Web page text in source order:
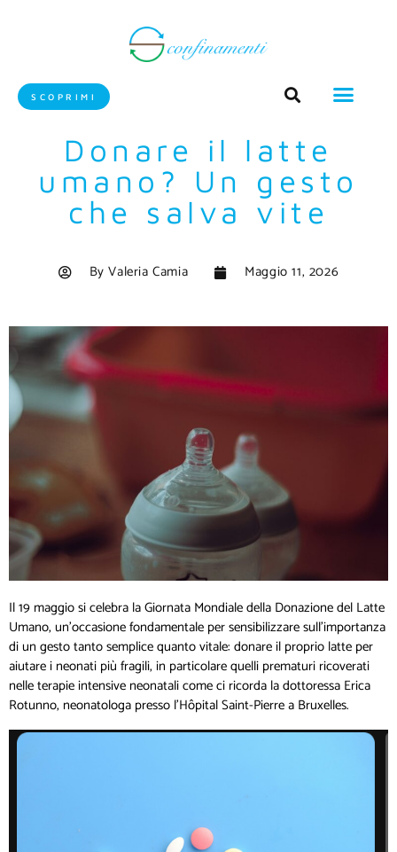
SCOPRIMI
Donare il latte
umano? Un gesto
che salva vite
By Valeria Camia Maggio 11, 2026
Il 19 maggio si celebra la Giornata Mondiale della Donazione del Latte
Umano, un’occasione fondamentale per sensibilizzare sull’importanza
di un gesto tanto semplice quanto vitale: donare il proprio latte per
aiutare i neonati più fragili, in particolare quelli prematuri ricoverati
nelle terapie intensive neonatali come ci ricorda la dottoressa Erica
Rotunno, neonatologa presso l’Hôpital Saint-Pierre a Bruxelles.